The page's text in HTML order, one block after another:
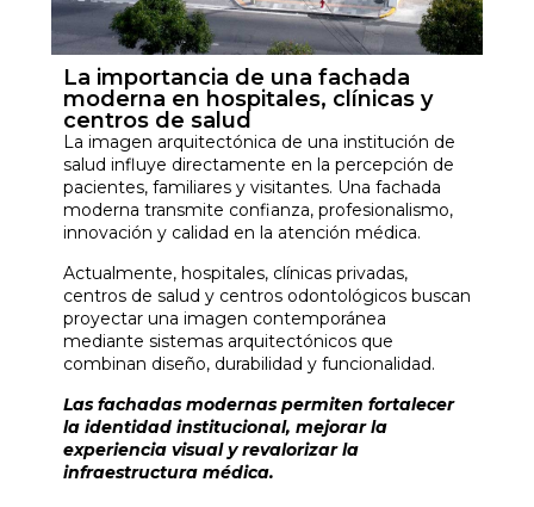
La importancia de una fachada
moderna en hospitales, clínicas y
centros de salud
La imagen arquitectónica de una institución de
salud influye directamente en la percepción de
pacientes, familiares y visitantes. Una fachada
moderna transmite confianza, profesionalismo,
innovación y calidad en la atención médica.
Actualmente, hospitales, clínicas privadas,
centros de salud y centros odontológicos buscan
proyectar una imagen contemporánea
mediante sistemas arquitectónicos que
combinan diseño, durabilidad y funcionalidad.
Las fachadas modernas permiten fortalecer
la identidad institucional, mejorar la
experiencia visual y revalorizar la
infraestructura médica.